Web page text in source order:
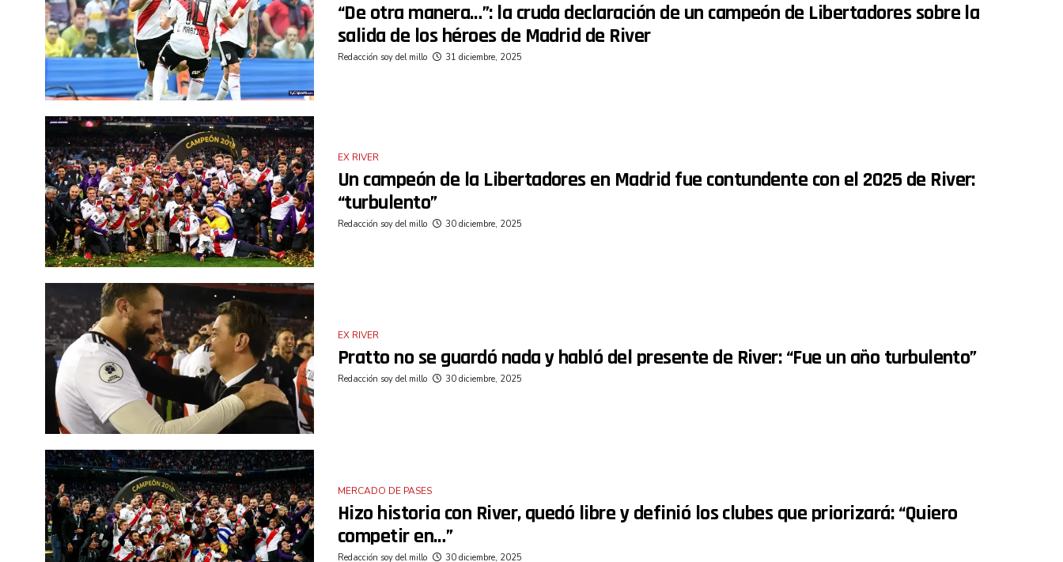
“De otra manera…”: la cruda declaración de un campeón de Libertadores sobre la
salida de los héroes de Madrid de River
Redacción soy del millo 31 diciembre, 2025
EX RIVER
Un campeón de la Libertadores en Madrid fue contundente con el 2025 de River:
“turbulento”
Redacción soy del millo 30 diciembre, 2025
EX RIVER
Pratto no se guardó nada y habló del presente de River: “Fue un año turbulento”
Redacción soy del millo 30 diciembre, 2025
MERCADO DE PASES
Hizo historia con River, quedó libre y definió los clubes que priorizará: “Quiero
competir en…”
Redacción soy del millo 30 diciembre, 2025